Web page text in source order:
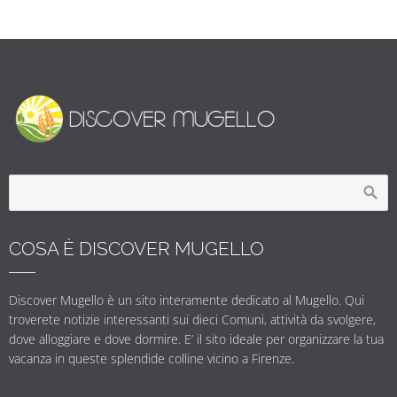
COSA È DISCOVER MUGELLO
Discover Mugello è un sito interamente dedicato al Mugello. Qui
troverete notizie interessanti sui dieci Comuni, attività da svolgere,
dove alloggiare e dove dormire. E’ il sito ideale per organizzare la tua
vacanza in queste splendide colline vicino a Firenze.